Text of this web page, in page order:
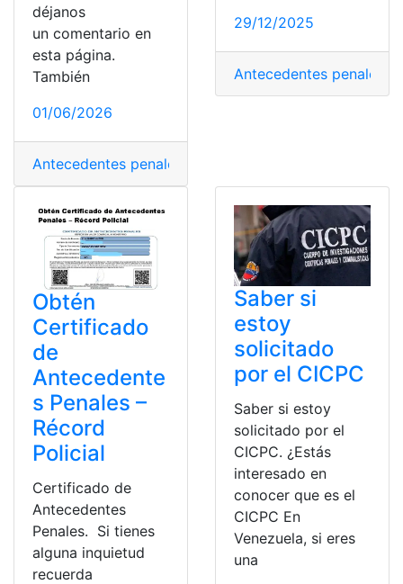
déjanos
un comentario en
esta página.
También
01/06/2026
Antecedentes penales
29/12/2025
Antecedentes penales
Obtén
Certificado
de
Antecedente
s Penales –
Récord
Policial
Certificado de
Antecedentes
Penales. Si tienes
alguna inquietud
recuerda
Saber si
estoy
solicitado
por el CICPC
Saber si estoy
solicitado por el
CICPC. ¿Estás
interesado en
conocer que es el
CICPC En
Venezuela, si eres
una